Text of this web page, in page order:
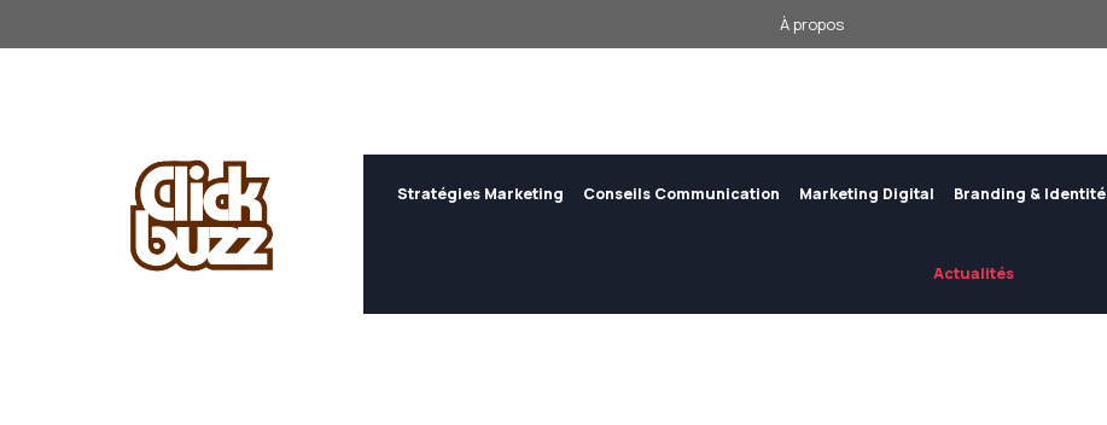
au
À propos
Stratégies Marketing Conseils Communication Marketing Digital Branding & Identité
Actualités